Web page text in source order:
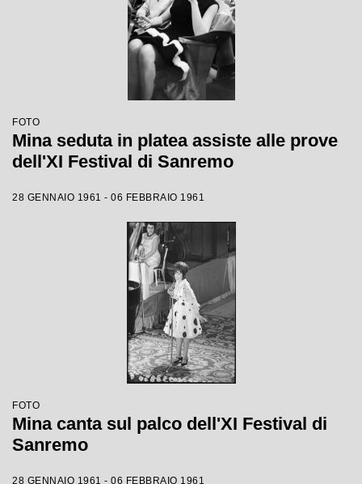
FOTO
Mina seduta in platea assiste alle prove
dell'XI Festival di Sanremo
28 GENNAIO 1961 - 06 FEBBRAIO 1961
FOTO
Mina canta sul palco dell'XI Festival di
Sanremo
28 GENNAIO 1961 - 06 FEBBRAIO 1961